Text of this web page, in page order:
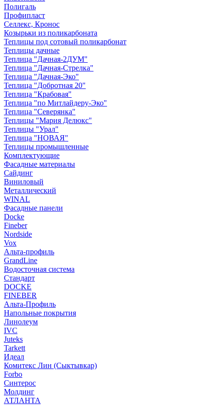
Полигаль
Профипласт
Селлекс, Кронос
Козырьки из поликарбоната
Теплицы под сотовый поликарбонат
Теплицы дачные
Теплица "Дачная-2ДУМ"
Теплица "Дачная-Стрелка"
Теплица "Дачная-Эко"
Теплица "Добротная 20"
Теплица "Крабовая"
Теплица "по Митлайдеру-Эко"
Теплица "Северянка"
Теплицы "Мария Делюкс"
Теплицы "Урал"
Теплица "НОВАЯ"
Теплицы промышленные
Комплектующие
Фасадные материалы
Сайдинг
Виниловый
Металлический
WINAL
Фасадные панели
Docke
Fineber
Nordside
Vox
Альта-профиль
GrandLine
Водосточная система
Стандарт
DOCKE
FINEBER
Альта-Профиль
Напольные покрытия
Линолеум
IVC
Juteks
Tarkett
Идеал
Комитекс Лин (Сыктывкар)
Forbo
Синтерос
Молдинг
АТЛАНТА